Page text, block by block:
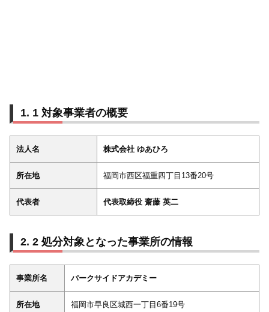
1 対象事業者の概要
法人名 株式会社 ゆあひろ
所在地 福岡市西区福重四丁目13番20号
代表者 代表取締役 齋藤 英二
2 処分対象となった事業所の情報
事業所名 パークサイドアカデミー
所在地 福岡市早良区城西一丁目6番19号